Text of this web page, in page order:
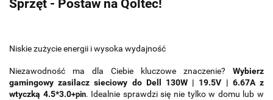
Sprzęt - Postaw na Qoltec!
Niskie zużycie energii i wysoka wydajność
Niezawodność ma dla Ciebie kluczowe znaczenie? Wybierz
gamingowy zasilacz sieciowy do Dell 130W | 19.5V | 6.67A z
wtyczką 4.5*3.0+pin. Idealnie sprawdzi się nie tylko w domu lub w